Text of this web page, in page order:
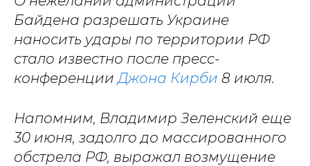
Байдена разрешать Украине
наносить удары по территории РФ
стало известно после пресс-
конференцииДжона Кирби 8 июля.
Напомним, Владимир Зеленский еще
30 июня, задолго до массированного
обстрела РФ, выражал возмущение